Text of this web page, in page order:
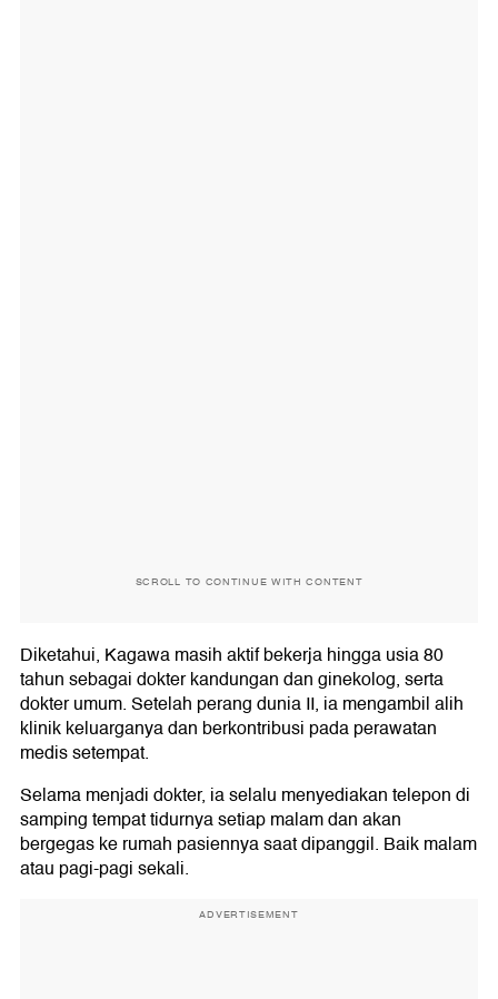
SCROLL TO CONTINUE WITH CONTENT
Diketahui, Kagawa masih aktif bekerja hingga usia 80
tahun sebagai dokter kandungan dan ginekolog, serta
dokter umum. Setelah perang dunia II, ia mengambil alih
klinik keluarganya dan berkontribusi pada perawatan
medis setempat.
Selama menjadi dokter, ia selalu menyediakan telepon di
samping tempat tidurnya setiap malam dan akan
bergegas ke rumah pasiennya saat dipanggil. Baik malam
atau pagi-pagi sekali.
ADVERTISEMENT